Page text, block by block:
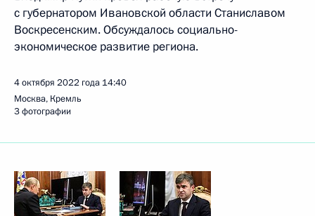
с губернатором Ивановской области Станиславом
Воскресенским. Обсуждалось социально-
экономическое развитие региона.
4 октября 2022 года 14:40
Москва, Кремль
3 фотографии